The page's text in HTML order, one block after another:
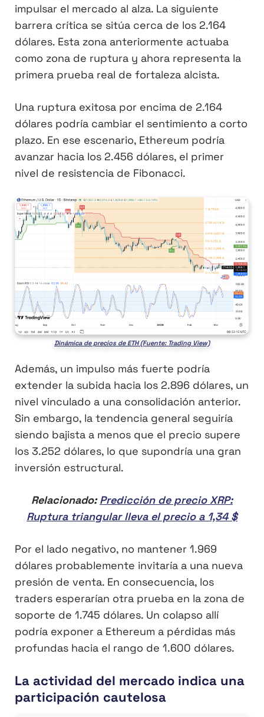
impulsar el mercado al alza. La siguiente
barrera crítica se sitúa cerca de los 2.164
dólares. Esta zona anteriormente actuaba
como zona de ruptura y ahora representa la
primera prueba real de fortaleza alcista.
Una ruptura exitosa por encima de 2.164
dólares podría cambiar el sentimiento a corto
plazo. En ese escenario, Ethereum podría
avanzar hacia los 2.456 dólares, el primer
nivel de resistencia de Fibonacci.
Dinámica de precios de ETH (Fuente: Trading View)
Además, un impulso más fuerte podría
extender la subida hacia los 2.896 dólares, un
nivel vinculado a una consolidación anterior.
Sin embargo, la tendencia general seguiría
siendo bajista a menos que el precio supere
los 3.252 dólares, lo que supondría una gran
inversión estructural.
Relacionado:Predicción de precio XRP:
Ruptura triangular lleva el precio a 1,34 $
Por el lado negativo, no mantener 1.969
dólares probablemente invitaría a una nueva
presión de venta. En consecuencia, los
traders esperarían otra prueba en la zona de
soporte de 1.745 dólares. Un colapso allí
podría exponer a Ethereum a pérdidas más
profundas hacia el rango de 1.600 dólares.
La actividad del mercado indica una
participación cautelosa